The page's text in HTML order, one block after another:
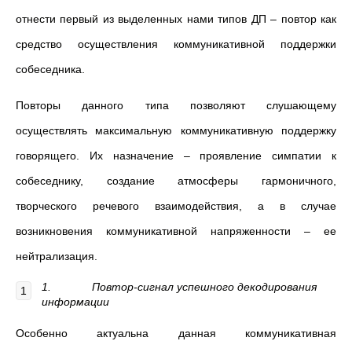
отнести первый из выделенных нами типов ДП – повтор как
средство осуществления коммуникативной поддержки
собеседника.
Повторы данного типа позволяют слушающему
осуществлять максимальную коммуникативную поддержку
говорящего. Их назначение – проявление симпатии к
собеседнику, создание атмосферы гармоничного,
творческого речевого взаимодействия, а в случае
возникновения коммуникативной напряженности – ее
нейтрализация.
1. Повтор-сигнал успешного декодирования
информации
Особенно актуальна данная коммуникативная